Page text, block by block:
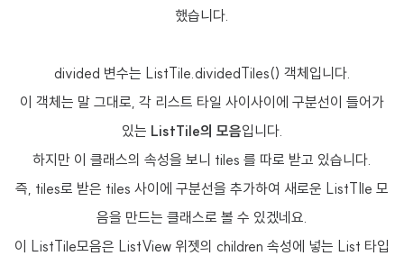
했습니다.
divided 변수는 ListTile.dividedTiles() 객체입니다.
이 객체는 말 그대로, 각 리스트 타일 사이사이에 구분선이 들어가
있는 ListTile의 모음입니다.
하지만 이 클래스의 속성을 보니 tiles 를 따로 받고 있습니다.
즉, tiles로 받은 tiles 사이에 구분선을 추가하여 새로운 ListTIle 모
음을 만드는 클래스로 볼 수 있겠네요.
이 ListTile모음은 ListView 위젯의 children 속성에 넣는 List 타입